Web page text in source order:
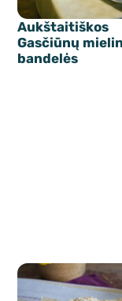
Aukštaitiškos
Gasčiūnų
bandelės